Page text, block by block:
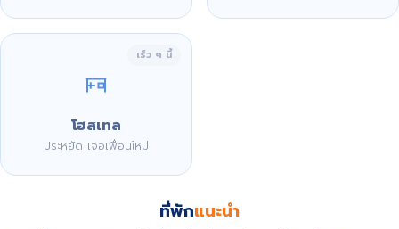
เร็ว ๆ นี้
โฮสเทล
ประหยัด เจอเพื่อนใหม่
ที่พักแนะนำ